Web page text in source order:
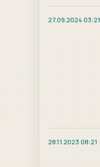
27.09.2024 03:21
28.11.2023 08:21